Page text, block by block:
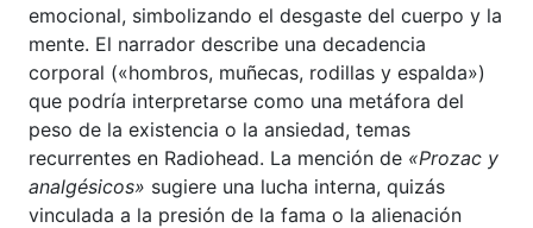
emocional, simbolizando el desgaste del cuerpo y la
mente. El narrador describe una decadencia
corporal («hombros, muñecas, rodillas y espalda»)
que podría interpretarse como una metáfora del
peso de la existencia o la ansiedad, temas
recurrentes en Radiohead. La mención de «Prozac y
analgésicos» sugiere una lucha interna, quizás
vinculada a la presión de la fama o la alienación